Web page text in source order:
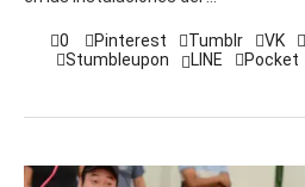
0 Pinterest Tumblr VK
Stumbleupon
LINE Pocket